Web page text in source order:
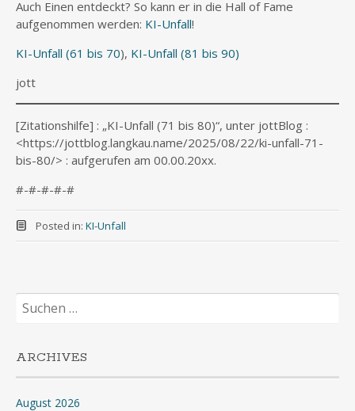
Auch Einen entdeckt? So kann er in die Hall of Fame
aufgenommen werden: KI-Unfall!
KI-Unfall (61 bis 70), KI-Unfall (81 bis 90)
jott
[Zitationshilfe] : „KI-Unfall (71 bis 80)“, unter jottBlog :
<https://jottblog.langkau.name/2025/08/22/ki-unfall-71-
bis-80/> : aufgerufen am 00.00.20xx.
#-#-#-#-#
Posted in: KI-Unfall
Suchen
nach:
ARCHIVES
August 2026